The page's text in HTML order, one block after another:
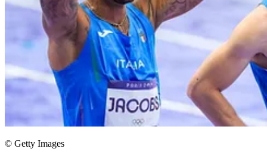
© Getty Images